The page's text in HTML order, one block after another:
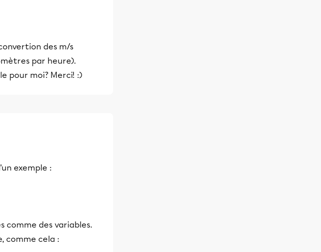
des m/s
par heure).
pour moi? Merci! :)
exemple :
comme des variables.
comme cela :